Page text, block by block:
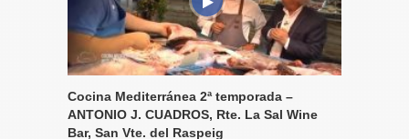
Cocina Mediterránea 2ª temporada –
ANTONIO J. CUADROS, Rte. La Sal Wine
Bar, San Vte. del Raspeig